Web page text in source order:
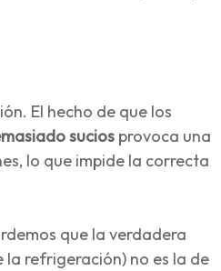
El hecho de que los
sucios provoca una
lo que impide la correcta
que la verdadera
la refrigeración) no es la de